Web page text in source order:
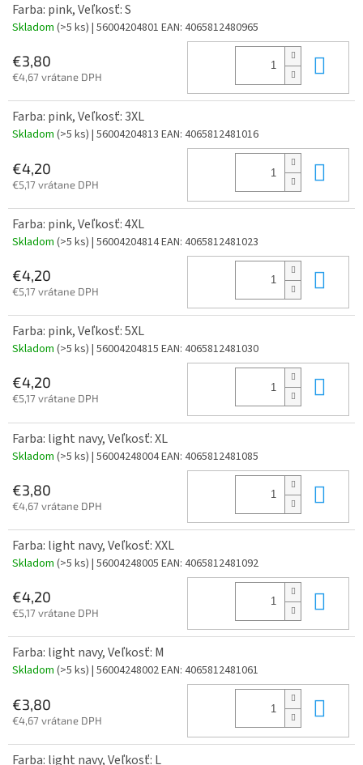
Farba: pink, Veľkosť: S
Skladom (>5 ks) | 56004204801 EAN: 4065812480965
€3,80
€4,67 vrátane DPH
Farba: pink, Veľkosť: 3XL
Skladom (>5 ks) | 56004204813 EAN: 4065812481016
€4,20
€5,17 vrátane DPH
Farba: pink, Veľkosť: 4XL
Skladom (>5 ks) | 56004204814EAN: 4065812481023
€4,20
€5,17 vrátane DPH
Farba: pink, Veľkosť: 5XL
Skladom (>5 ks) | 56004204815 EAN: 4065812481030
€4,20
€5,17 vrátane DPH
Farba: light navy, Veľkosť: XL
Skladom (>5 ks) | 56004248004EAN: 4065812481085
€3,80
€4,67 vrátane DPH
Farba: light navy, Veľkosť: XXL
Skladom (>5 ks) | 56004248005 EAN: 4065812481092
€4,20
€5,17 vrátane DPH
Farba: light navy, Veľkosť: M
Skladom (>5 ks) | 56004248002EAN: 4065812481061
€3,80
€4,67 vrátane DPH
Farba: light navy, Veľkosť: L